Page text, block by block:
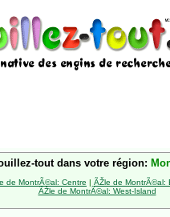
tout dans votre région:
de MontrÃ©al: Centre | ÃŽle de MontrÃ©al:
ÃŽle de MontrÃ©al: West-Island